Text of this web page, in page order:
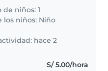
se sienta cómodo
ayudando con
del hogar. ¡Ideal
padres!..
de niños: 1
los niños: Niño
hace 2
S/ 5.00/hora